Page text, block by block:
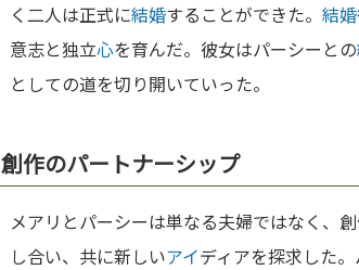
く二人は正式に結婚することができた。 結婚
意志と独立心を育んだ。彼女はパーシーとの
としての道を切り開いていった。
創作のパートナーシップ
メアリとパーシーは単なる夫婦ではなく、
し合い、共に新しいアイディアを探求した